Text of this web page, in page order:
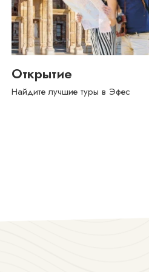
Жить в Кушадасах
Находите новые вещи в Кушадасах